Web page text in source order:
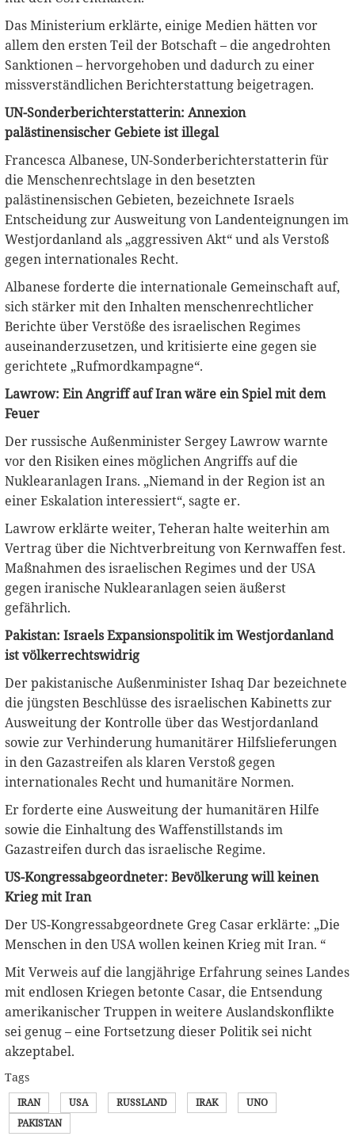
Das Ministerium erklärte, einige Medien hätten vor
allem den ersten Teil der Botschaft – die angedrohten
Sanktionen – hervorgehoben und dadurch zu einer
missverständlichen Berichterstattung beigetragen.
UN-Sonderberichterstatterin: Annexion
palästinensischer Gebiete ist illegal
Francesca Albanese, UN-Sonderberichterstatterin für
die Menschenrechtslage in den besetzten
palästinensischen Gebieten, bezeichnete Israels
Entscheidung zur Ausweitung von Landenteignungen im
Westjordanland als „aggressiven Akt“ und als Verstoß
gegen internationales Recht.
Albanese forderte die internationale Gemeinschaft auf,
sich stärker mit den Inhalten menschenrechtlicher
Berichte über Verstöße des israelischen Regimes
auseinanderzusetzen, und kritisierte eine gegen sie
gerichtete „Rufmordkampagne“.
Lawrow: Ein Angriff auf Iran wäre ein Spiel mit dem
Feuer
Der russische Außenminister Sergey Lawrow warnte
vor den Risiken eines möglichen Angriffs auf die
Nuklearanlagen Irans. „Niemand in der Region ist an
einer Eskalation interessiert“, sagte er.
Lawrow erklärte weiter, Teheran halte weiterhin am
Vertrag über die Nichtverbreitung von Kernwaffen fest.
Maßnahmen des israelischen Regimes und der USA
gegen iranische Nuklearanlagen seien äußerst
gefährlich.
Pakistan: Israels Expansionspolitik im Westjordanland
ist völkerrechtswidrig
Der pakistanische Außenminister Ishaq Dar bezeichnete
die jüngsten Beschlüsse des israelischen Kabinetts zur
Ausweitung der Kontrolle über das Westjordanland
sowie zur Verhinderung humanitärer Hilfslieferungen
in den Gazastreifen als klaren Verstoß gegen
internationales Recht und humanitäre Normen.
Er forderte eine Ausweitung der humanitären Hilfe
sowie die Einhaltung des Waffenstillstands im
Gazastreifen durch das israelische Regime.
US-Kongressabgeordneter: Bevölkerung will keinen
Krieg mit Iran
Der US-Kongressabgeordnete Greg Casar erklärte: „Die
Menschen in den USA wollen keinen Krieg mit Iran. “
Mit Verweis auf die langjährige Erfahrung seines Landes
mit endlosen Kriegen betonte Casar, die Entsendung
amerikanischer Truppen in weitere Auslandskonflikte
sei genug – eine Fortsetzung dieser Politik sei nicht
akzeptabel.
Tags
IRAN USA RUSSLAND IRAK
UNO
PAKISTAN